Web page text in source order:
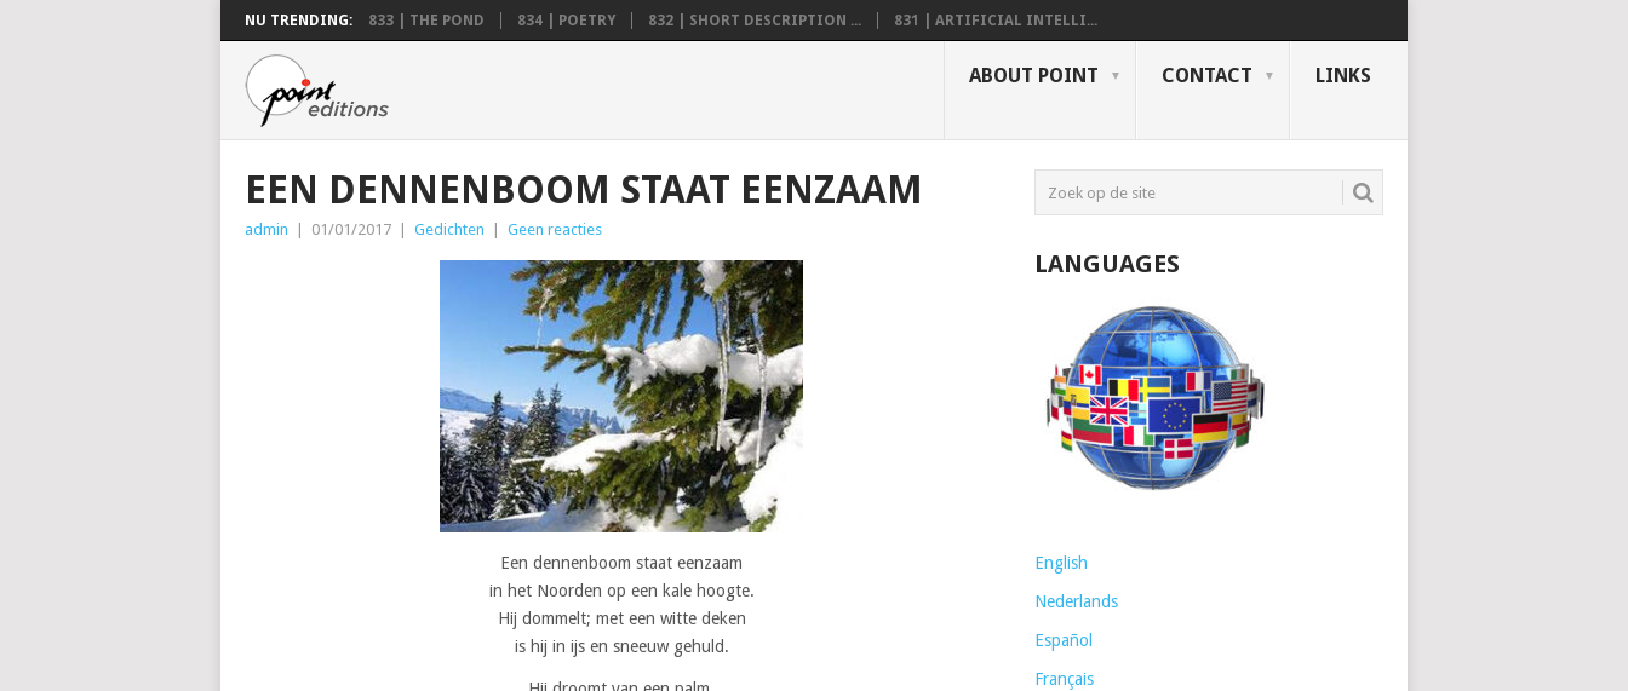
NU TRENDING: 833 | THE POND 834 | POETRY 832 | SHORT DESCRIPTION ... 831 | ARTIFICIAL INTELLI...
ABOUT POINT CONTACT LINKS
EEN DENNENBOOM STAAT EENZAAM
admin 01/01/2017 Gedichten Geen reacties
Een dennenboom staat eenzaam
in het Noorden op een kale hoogte.
Hij dommelt; met een witte deken
is hij in ijs en sneeuw gehuld.
LANGUAGES
English
Nederlands
Español
Français